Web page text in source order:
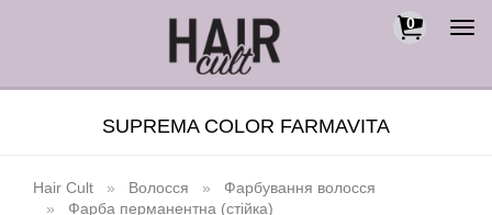
0
SUPREMA COLOR FARMAVITA
Hair Cult Волосся
Фарбування волосся
Фарба перманентна (стійка)